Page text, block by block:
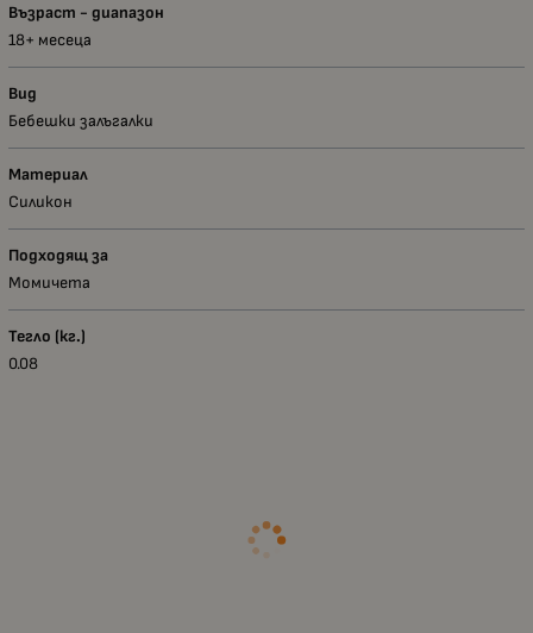
Възраст - диапазон
18+ месеца
Вид
Бебешки залъгалки
Материал
Силикон
Подходящ за
Момичета
Тегло (кг.)
0.08